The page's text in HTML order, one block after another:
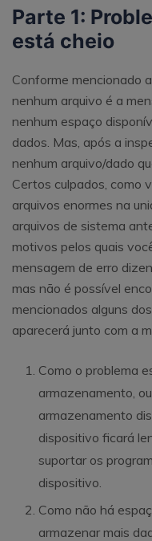
Parte 1:
está cheio
Conforme mencionado
nenhum arquivo é a
nenhum espaço
dados. Mas, após a
nenhum arquivo/dado
Certos culpados, como
arquivos enormes na
arquivos de sistema
motivos pelos quais
mensagem de erro
mas não é possível
mencionados alguns
aparecerá junto com a
Como o problema
armazenamento,
armazenamento
dispositivo ficará
suportar os
dispositivo.
Como não há
armazenar mais